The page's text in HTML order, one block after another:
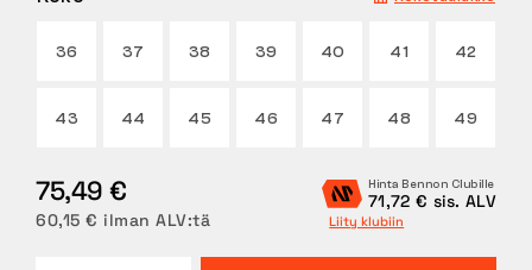
36 37 38 39 40 41 42
43 44 45 46 47 48 49
75,49 €
60,15 € ilman ALV:tä
Hinta Bennon Clubille
71,72 € sis. ALV
Liity klubiin